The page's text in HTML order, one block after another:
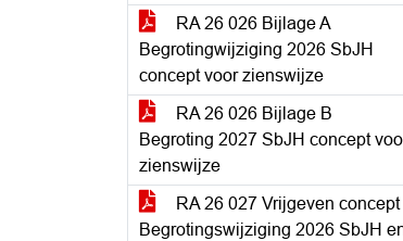
RA 26 026 Bijlage A
Begrotingwijziging 2026 SbJH
concept voor zienswijze
RA 26 026 Bijlage B
Begroting 2027 SbJH concept
zienswijze
RA 26 027 Vrijgeven concept
Begrotingswijziging 2026 SbJH